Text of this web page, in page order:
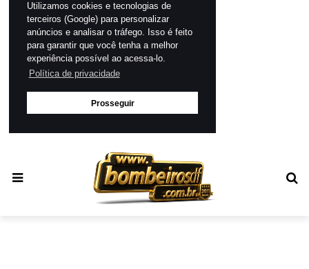
Utilizamos cookies e tecnologias de
terceiros (Google) para personalizar
anúncios e analisar o tráfego. Isso é feito
para garantir que você tenha a melhor
experiência possível ao acessa-lo.
Política de privacidade
Prosseguir